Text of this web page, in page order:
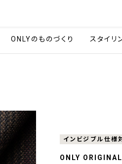
ONLYのものづくり スタイリ
インビジブル仕様
ONLY ORIGINAL